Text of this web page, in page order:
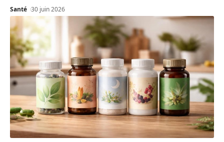
Santé 30 juin 2026